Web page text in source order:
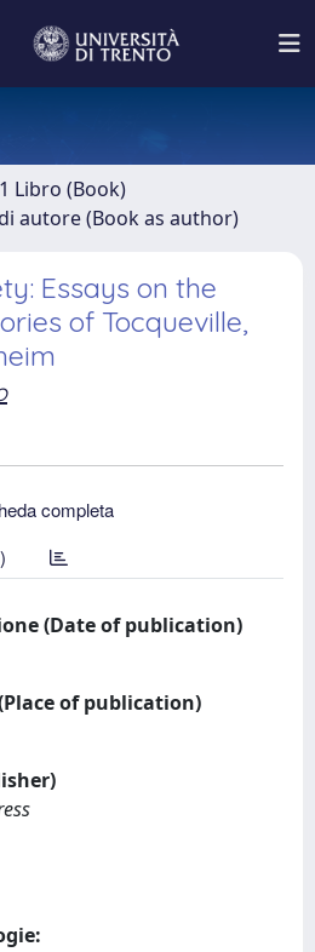
Libro (Book)
autore (Book as author)
Essays on the
of Tocqueville,
completa
(Date of publication)
of publication)